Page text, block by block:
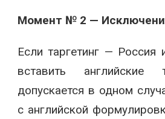
Момент № 2 —
Если таргетинг — Россия
вставить английские
допускается в одном
с английской